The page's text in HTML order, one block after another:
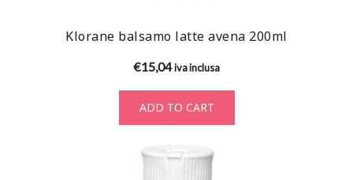
Klorane balsamo latte avena 200ml
€15,04iva inclusa
ADD TO CART